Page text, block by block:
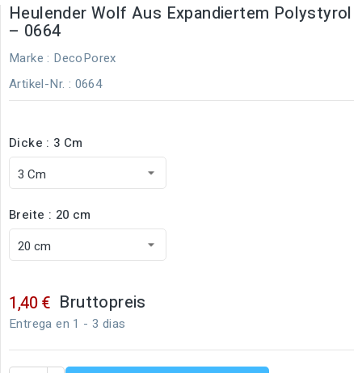
Heulender Wolf Aus Expandiertem Polystyrol
– 0664
Marke : DecoPorex
Artikel-Nr. : 0664
Dicke : 3 Cm
Breite : 20 cm
1,40 € Bruttopreis
Entrega en 1 - 3 dias